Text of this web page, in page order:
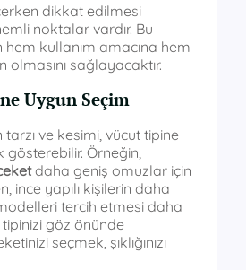
dikkat edilmesi
noktalar vardır. Bu
hem kullanım amacına hem
olmasını sağlayacaktır.
Uygun Seçim
ve kesimi, vücut tipine
Örneğin,
daha geniş omuzlar için
ince yapılı kişilerin daha
tercih etmesi daha
göz önünde
seçmek, şıklığınızı